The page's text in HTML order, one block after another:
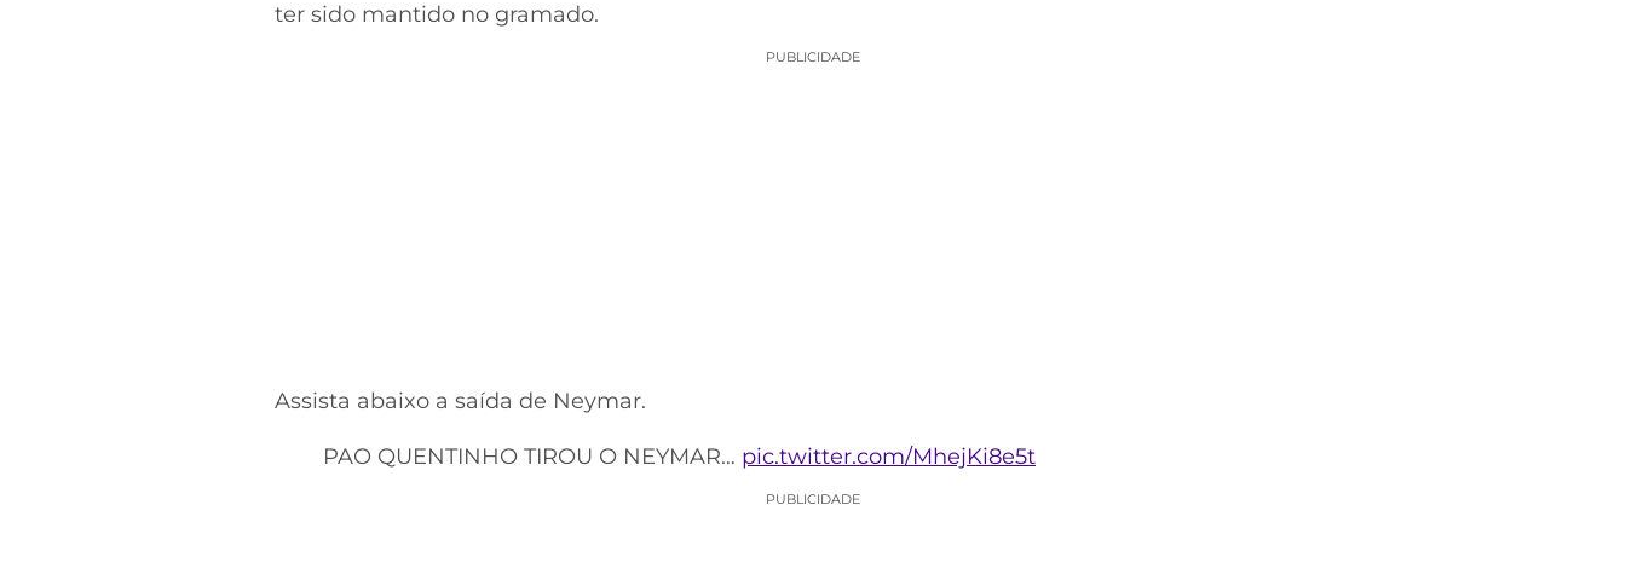
ter sido mantido no gramado.
PUBLICIDADE
Assista abaixo a saída de Neymar.
PAO QUENTINHO TIROU O NEYMAR… pic.twitter.com/MhejKi8e5t
PUBLICIDADE